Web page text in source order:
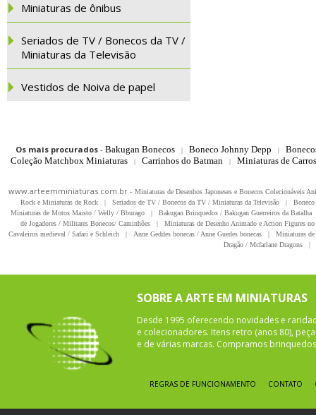
Miniaturas de ônibus
Seriados de TV / Bonecos da TV /
Miniaturas da Televisão
Vestidos de Noiva de papel
Os mais procurados- Bakugan Bonecos | Boneco Johnny Depp |
Coleção Matchbox Miniaturas
| Carrinhos do Batman | Miniaturas de
www.arteemminiaturas.com.br - Miniaturas de Desenhos Japoneses e Bonecos Colecionáveis
Rock e Miniaturas de Rock
| Seriados de TV / Bonecos da TV / Miniaturas da Televisão |
Miniaturas de Motos Maisto / Welly / Bburago
| Bakugan Brinquedos / Bakugan Guerreiros da Batalha
de Jogadores / Militares Bonecos/ Caminhões
|
Miniaturas de Desenho Animado e Action Figures
Cavaleiros medieval / Safari e Schleich
| Anne Geddes bonecas / Anne Guedes bonecas |
Miniaturas
Dragão / Mcfarlane Dragons
|
SOBRE A ARTE EM MINIATURAS
Desde 1995 oferecendo novidades e
e colecionadores. Itens retro (anos 80),
e de várias marcas. Compramos
REGRAS DE FUNCIONAMENTO CONTATO